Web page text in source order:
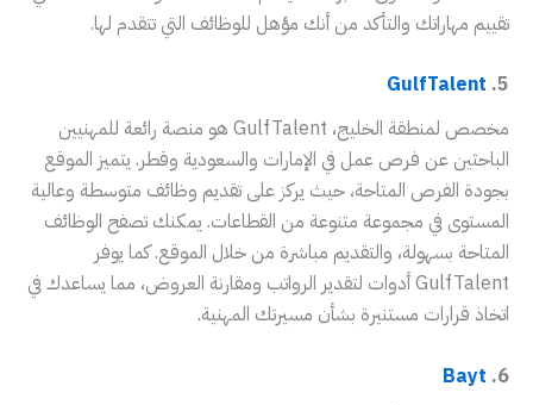
تقييم مهاراتك والتأكد من أنك مؤهل للوظائف التي تتقدم لها.
5.
GulfTalent
مخصص لمنطقة الخليج، GulfTalent هو منصة رائعة للمهنيين
الباحثين عن فرص عمل في الإمارات والسعودية وقطر. يتميز الموقع
بجودة الفرص المتاحة، حيث يركز على تقديم وظائف متوسطة وعالية
المستوى في مجموعة متنوعة من القطاعات. يمكنك تصفح الوظائف
المتاحة بسهولة، والتقديم مباشرة من خلال الموقع. كما يوفر
GulfTalent أدوات لتقدير الرواتب ومقارنة العروض، مما يساعدك في
اتخاذ قرارات مستنيرة بشأن مسيرتك المهنية.
6.
Bayt